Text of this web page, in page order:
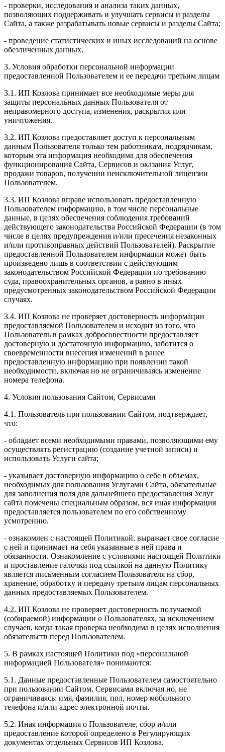
- проверки, исследования и анализа таких данных,
позволяющих поддерживать и улучшать сервисы и разделы
Сайта, а также разрабатывать новые сервисы и разделы Сайта;
- проведение статистических и иных исследований на основе
обезличенных данных.
3. Условия обработки персональной информации
предоставленной Пользователем и ее передачи третьим лицам
3.1. ИП Козлова принимает все необходимые меры для
защиты персональных данных Пользователя от
неправомерного доступа, изменения, раскрытия или
уничтожения.
3.2. ИП Козлова предоставляет доступ к персональным
данным Пользователя только тем работникам, подрядчикам,
которым эта информация необходима для обеспечения
функционирования Сайта, Сервисов и оказания Услуг,
продажи товаров, получении неисключительной лицензии
Пользователем.
3.3. ИП Козлова вправе использовать предоставленную
Пользователем информацию, в том числе персональные
данные, в целях обеспечения соблюдения требований
действующего законодательства Российской Федерации (в том
числе в целях предупреждения и/или пресечения незаконных
и/или противоправных действий Пользователей). Раскрытие
предоставленной Пользователем информации может быть
произведено лишь в соответствии с действующим
законодательством Российской Федерации по требованию
суда, правоохранительных органов, а равно в иных
предусмотренных законодательством Российской Федерации
случаях.
3.4. ИП Козлова не проверяет достоверность информации
предоставляемой Пользователем и исходит из того, что
Пользователь в рамках добросовестности предоставляет
достоверную и достаточную информацию, заботится о
своевременности внесения изменений в ранее
предоставленную информацию при появлении такой
необходимости, включая но не ограничиваясь изменение
номера телефона.
4. Условия пользования Сайтом, Сервисами
4.1. Пользователь при пользовании Сайтом, подтверждает,
что:
- обладает всеми необходимыми правами, позволяющими ему
осуществлять регистрацию (создание учетной записи) и
использовать Услуги сайта;
- указывает достоверную информацию о себе в объемах,
необходимых для пользования Услугами Сайта, обязательные
для заполнения поля для дальнейшего предоставления Услуг
сайта помечены специальным образом, вся иная информация
предоставляется пользователем по его собственному
усмотрению.
- ознакомлен с настоящей Политикой, выражает свое согласие
с ней и принимает на себя указанные в ней права и
обязанности. Ознакомление с условиями настоящей Политики
и проставление галочки под ссылкой на данную Политику
является письменным согласием Пользователя на сбор,
хранение, обработку и передачу третьим лицам персональных
данных предоставляемых Пользователем.
4.2. ИП Козлова не проверяет достоверность получаемой
(собираемой) информации о Пользователях, за исключением
случаев, когда такая проверка необходима в целях исполнения
обязательств перед Пользователем.
5. В рамках настоящей Политики под «персональной
информацией Пользователя» понимаются:
5.1. Данные предоставленные Пользователем самостоятельно
при пользовании Сайтом, Сервисами включая но, не
ограничиваясь: имя, фамилия, пол, номер мобильного
телефона и/или адрес электронной почты.
5.2. Иная информация о Пользователе, сбор и/или
предоставление которой определено в Регулирующих
документах отдельных Сервисов ИП Козлова.